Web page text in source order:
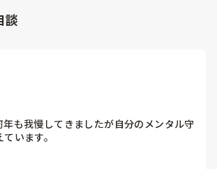
談
も我慢してきましたが自分のメンタル守
います。
会うまでの間